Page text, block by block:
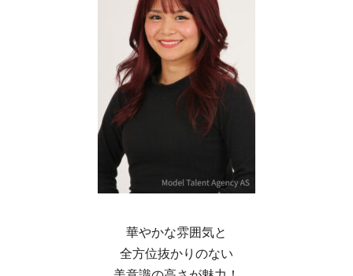
華やかな雰囲気と
全方位抜かりのない